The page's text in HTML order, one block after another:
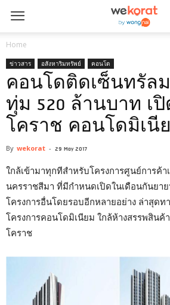
Home
ข่าวสาร อสังหาริมทรัพย์ คอนโด
คอนโดติดเซ็นทรัลม
ทุ่ม 520 ล้านบาท เปิ
โคราช คอนโดมิเนี
By wekorat - 29 May 2017
ใกล้เข้ามาทุกทีสำหรับโครงการศูนย์การค้า
นครราชสีมา ที่มีกำหนดเปิดในเดือนกันยา
โครงการอื่นโดยรอบอีกหลายอย่าง ล่าสุดท
โครงการคอนโดมิเนียม ใกล้ห้างสรรพสินค้
โคราช